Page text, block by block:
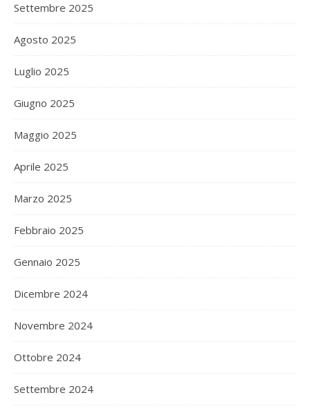
Settembre 2025
Agosto 2025
Luglio 2025
Giugno 2025
Maggio 2025
Aprile 2025
Marzo 2025
Febbraio 2025
Gennaio 2025
Dicembre 2024
Novembre 2024
Ottobre 2024
Settembre 2024